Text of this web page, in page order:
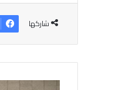
شاركها